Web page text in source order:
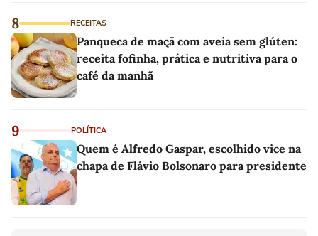
8 RECEITAS
Panqueca de maçã com aveia sem glúten:
receita fofinha, prática e nutritiva para o
café da manhã
9 POLÍTICA
Quem é Alfredo Gaspar, escolhido vice na
chapa de Flávio Bolsonaro para presidente